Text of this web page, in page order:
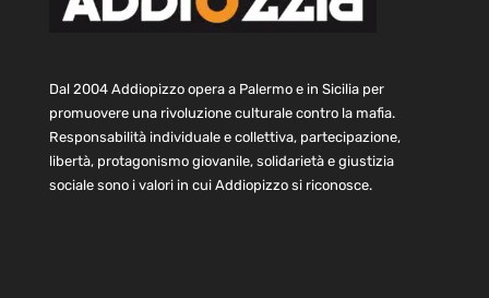
Dal 2004 Addiopizzo opera a Palermo e in Sicilia per
promuovere una rivoluzione culturale contro la mafia.
Responsabilità individuale e collettiva, partecipazione,
libertà, protagonismo giovanile, solidarietà e giustizia
sociale sono i valori in cui Addiopizzo si riconosce.